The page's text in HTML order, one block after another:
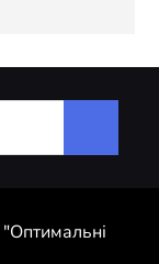
"Оптимальні